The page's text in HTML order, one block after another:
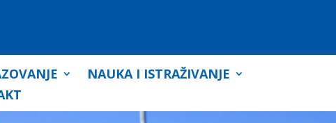
NAUKA I ISTRAŽIVANJE